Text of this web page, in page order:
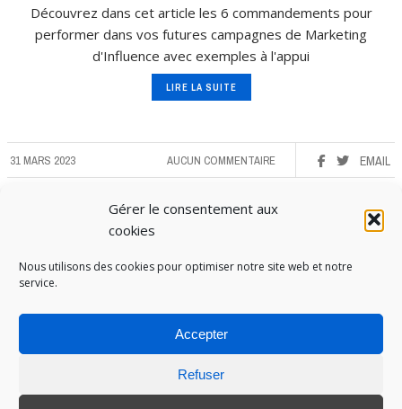
Gérer le consentement aux
cookies
Nous utilisons des cookies pour optimiser notre site web et notre
service.
Accepter
Refuser
Découvrez dans cet article les 6 commandements pour
performer dans vos futures campagnes de Marketing
d'Influence avec exemples à l'appui
LIRE LA SUITE
31 MARS 2023 EMAIL
AUCUN COMMENTAIRE
MEDIA INSTITUTE
STRATÉGIE MARKETING & DIGITALE © TOUS DROITS RÉSERVÉS 2017-2025